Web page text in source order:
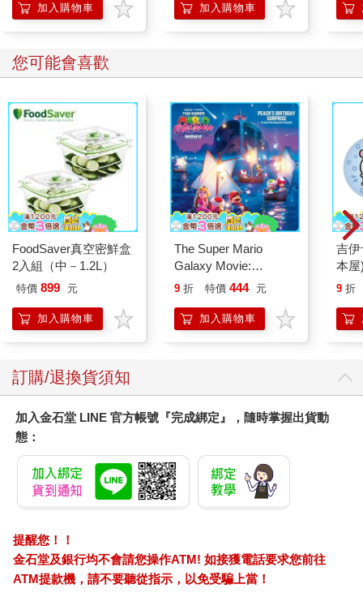
加入購物車 加入購物車
您可能會喜歡
FoodSaver真空密鮮盒
2入組（中－1.2L）
特價 899 元
加入購物車
The Super Mario
Galaxy Movie:
Peach`s Birthday
Mario Galaxy Movie
Storybook
9 折 特價 444 元
加入購物車
吉
本屋
9 折
訂購/退換貨須知
加入金石堂 LINE 官方帳號『完成綁定』，隨時掌握出貨動
態：
提醒您！！
金石堂及銀行均不會請您操作ATM! 如接獲電話要求您前往
ATM提款機，請不要聽從指示，以免受騙上當！